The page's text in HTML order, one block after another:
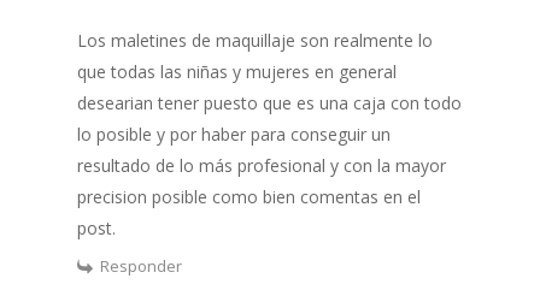
Los maletines de maquillaje son realmente lo
que todas las niñas y mujeres en general
desearian tener puesto que es una caja con todo
lo posible y por haber para conseguir un
resultado de lo más profesional y con la mayor
precision posible como bien comentas en el
post.
Responder